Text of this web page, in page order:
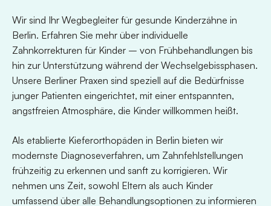
Wir sind Ihr Wegbegleiter für gesunde Kinderzähne in
Berlin. Erfahren Sie mehr über individuelle
Zahnkorrekturen für Kinder – von Frühbehandlungen bis
hin zur Unterstützung während der Wechselgebissphasen.
Unsere Berliner Praxen sind speziell auf die Bedürfnisse
junger Patienten eingerichtet, mit einer entspannten,
angstfreien Atmosphäre, die Kinder willkommen heißt.
Als etablierte Kieferorthopäden in Berlin bieten wir
modernste Diagnoseverfahren, um Zahnfehlstellungen
frühzeitig zu erkennen und sanft zu korrigieren. Wir
nehmen uns Zeit, sowohl Eltern als auch Kinder
umfassend über alle Behandlungsoptionen zu informieren